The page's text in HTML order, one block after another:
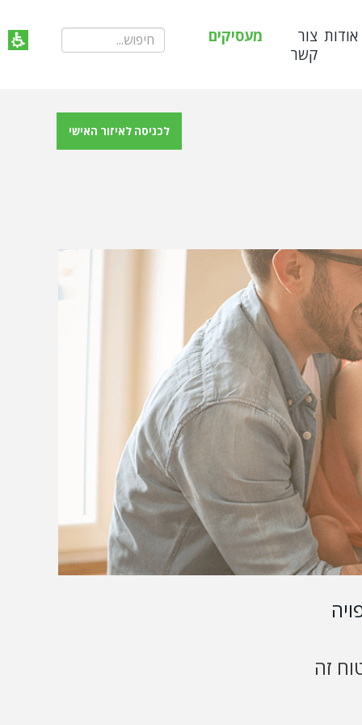
אודות צור
קשר
מעסיקים
לכניסה לאיזור האישי
זה